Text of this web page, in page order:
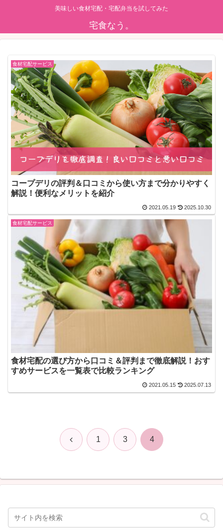
美味しい食材宅配・宅配弁当を試してみた
宅食なう。
食材宅配サービス
コープデリの評判＆口コミから使い方まで分かりやすく
解説！便利なメリットを紹介
2021.05.19 2025.10.30
食材宅配サービス
食材宅配の選び方から口コミ＆評判まで徹底解説！おす
すめサービスを一覧表で比較ランキング
2021.05.15 2025.07.13
前 1 3 4